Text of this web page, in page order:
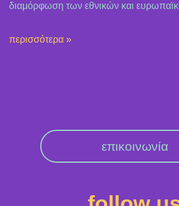
διαμόρφωση των εθνικών και
περισσότερα »
επικοινωνία